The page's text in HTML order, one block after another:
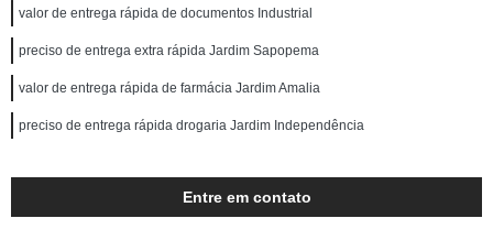
valor de entrega rápida de documentos Industrial
preciso de entrega extra rápida Jardim Sapopema
valor de entrega rápida de farmácia Jardim Amalia
preciso de entrega rápida drogaria Jardim Independência
Entre em contato